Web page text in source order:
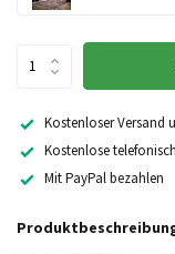
Kostenloser Versand
Kostenlose
Mit PayPal bezahlen